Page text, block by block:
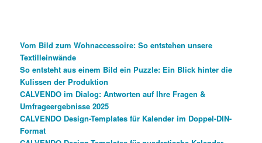
Vom Bild zum Wohnaccessoire: So entstehen unsere
Textilleinwände
So entsteht aus einem Bild ein Puzzle: Ein Blick hinter die
Kulissen der Produktion
CALVENDO im Dialog: Antworten auf Ihre Fragen &
Umfrageergebnisse 2025
CALVENDO Design-Templates für Kalender im Doppel-DIN-
Format